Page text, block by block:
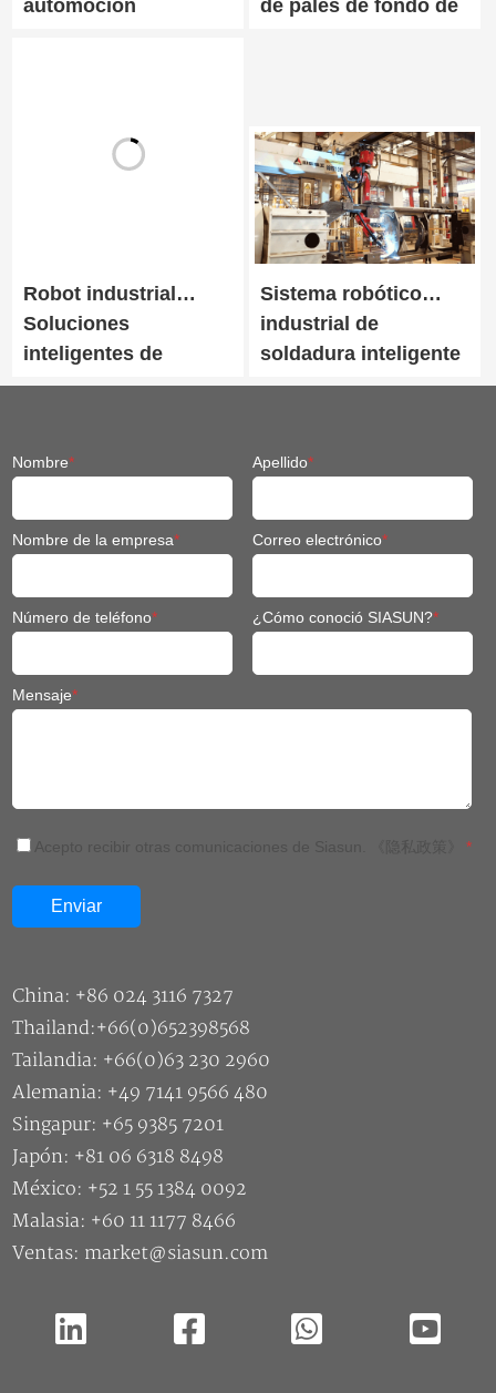
automoción
de palés de fondo de
Robot industrial
Soluciones
inteligentes de
soldadura para
Sistema robótico
industrial de
soldadura inteligente
para maquinaria de
Nombre* Apellido*
Nombre de la empresa* Correo electrónico*
Número de teléfono* ¿Cómo conoció SIASUN?*
Mensaje*
*
China: +86 024 3116 7327
Thailand:+66(0)652398568
Tailandia: +66(0)63 230 2960
Alemania: +49 7141 9566 480
Singapur: +65 9385 7201
Japón: +81 06 6318 8498
México: +52 1 55 1384 0092
Malasia: +60 11 1177 8466
Ventas: market@siasun.com